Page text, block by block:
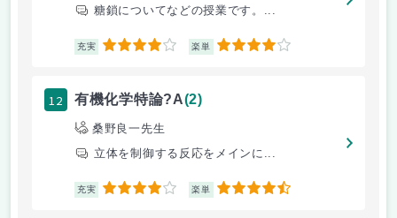
糖鎖についてなどの授業です。...
充実 4 楽単 4
12 有機化学特論?A(2)
桑野良一先生
立体を制御する反応をメインに...
充実 4 楽単 4.5